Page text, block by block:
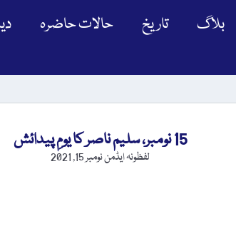
بلاگ تاریخ حالات حاضرہ
15 نومبر، سلیم ناصر کا یومِ پیدائش
لفظونہ ایڈمننومبر 15, 2021